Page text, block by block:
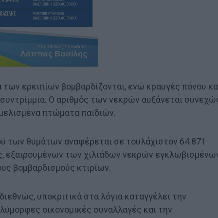
ερειπίων βομβαρδίζονται, ενώ κραυγές πόνου
Ο αριθμός των νεκρών αυξάνεται
πτώματα παιδιών.
των θυμάτων αναφέρεται σε τουλάχιστον 64.871
εξαιρουμένων των χιλιάδων νεκρών
βομβαρδισμούς κτιρίων.
υποκριτικά στα λόγια καταγγέλει την
οικονομικές συναλλαγές και την